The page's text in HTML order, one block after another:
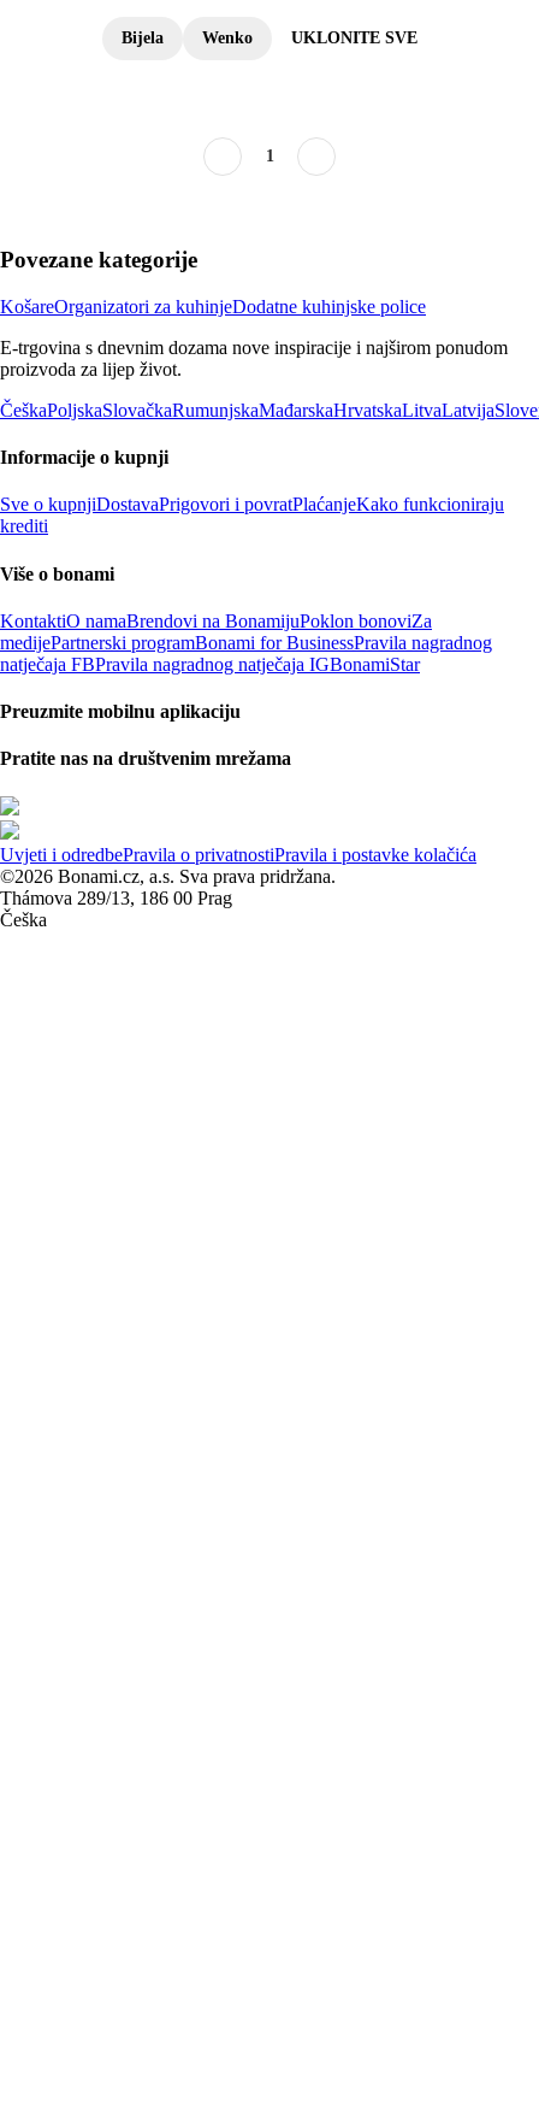
Bijela Wenko UKLONITE SVE
1
Povezane kategorije
KošareOrganizatori za kuhinjeDodatne kuhinjske police
E-trgovina s dnevnim dozama nove inspiracije i najširom ponudom
proizvoda za lijep život.
ČeškaPoljskaSlovačkaRumunjskaMađarskaHrvatskaLitvaLatvija
Informacije o kupnji
Sve o kupnjiDostavaPrigovori i povratPlaćanjeKako funkcioniraju
krediti
Više o bonami
KontaktiO namaBrendovi na BonamijuPoklon bonoviZa
medijePartnerski programBonami for BusinessPravila nagradnog
natječaja FBPravila nagradnog natječaja IGBonamiStar
Preuzmite mobilnu aplikaciju
Pratite nas na društvenim mrežama
Uvjeti i odredbePravila o privatnostiPravila i postavke kolačića
©2026 Bonami.cz, a.s. Sva prava pridržana.
Thámova 289/13, 186 00 Prag
Češka